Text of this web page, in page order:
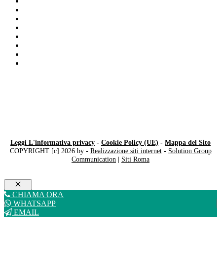
Leggi L'informativa privacy - Cookie Policy (UE) - Mappa del Sito
COPYRIGHT [c] 2026 by - Realizzazione siti internet- Solution Group
Communication | Siti Roma
Chiudi
CHIAMA ORA
WHATSAPP
EMAIL